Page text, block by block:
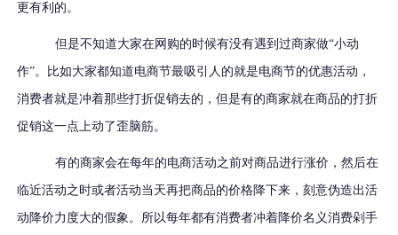
更有利的。
但是不知道大家在网购的时候有没有遇到过商家做“小动
作”。比如大家都知道电商节最吸引人的就是电商节的优惠活动，
消费者就是冲着那些打折促销去的，但是有的商家就在商品的打折
促销这一点上动了歪脑筋。
有的商家会在每年的电商活动之前对商品进行涨价，然后在
临近活动之时或者活动当天再把商品的价格降下来，刻意伪造出活
动降价力度大的假象。所以每年都有消费者冲着降价名义消费剁手